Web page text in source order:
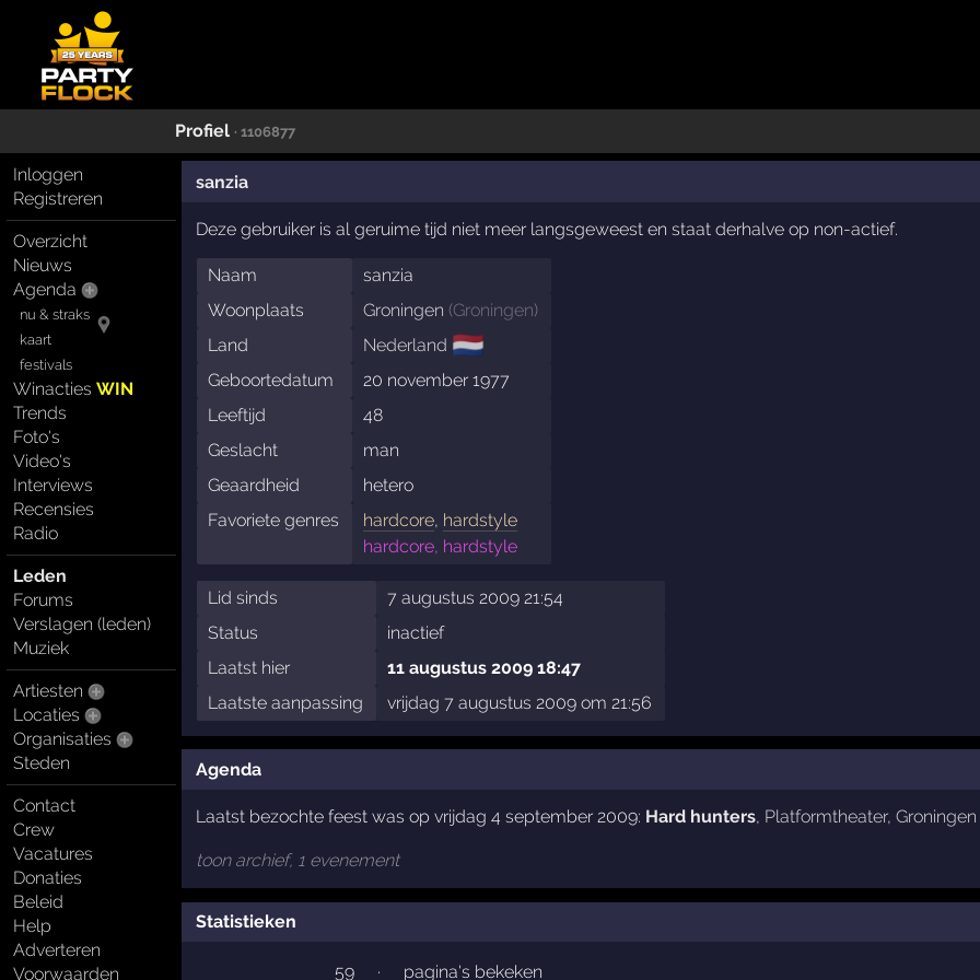
Profiel · 1106877
Inloggen
Registreren
Overzicht
Nieuws
Agenda
nu & straks
kaart
festivals
WinactiesWIN
Trends
Foto's
Video's
Interviews
Recensies
Radio
Leden
Forums
Verslagen (leden)
Muziek
Artiesten
Locaties
Organisaties
Steden
Contact
Crew
Vacatures
Donaties
Beleid
Help
Adverteren
Voorwaarden
sanzia
Deze gebruiker is al geruime tijd niet meer langsgeweest en staat derhalve op non-actief.
Naam
sanzia
Woonplaats
Groningen (Groningen)
Land
Nederland 🇳🇱
Geboortedatum
20 november 1977
Leeftijd
48
Geslacht
man
Geaardheid
hetero
Favoriete genres
hardcore, hardstyle
hardcore, hardstyle
Lid sinds
7 augustus 2009 21:54
Status
inactief
Laatst hier
11 augustus 2009 18:47
Laatste aanpassing
vrijdag 7 augustus 2009 om 21:56
Agenda
Laatst bezochte feest was op vrijdag 4 september 2009: Hard hunters, Platformtheater, Groningen
toon archief, 1 evenement
Statistieken
59 · pagina's bekeken